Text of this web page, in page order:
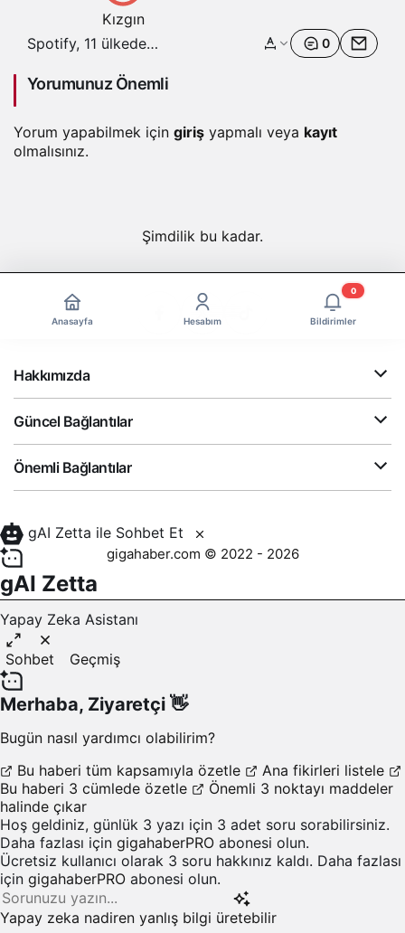
Kızgın
Spotify, 11 ülkede
erişim sunan bir beta
0
Yorumunuz Önemli
Yorum yapabilmek için giriş yapmalı veya kayıt
olmalısınız.
Şimdilik bu kadar.
Anasayfa Hesabım Bildirimler
0
Hakkımızda
Güncel Bağlantılar
Önemli Bağlantılar
gigahaber.com © 2022 - 2026
gAI Zetta ile Sohbet Et
gAI Zetta
Yapay Zeka Asistanı
Sohbet Geçmiş
Merhaba, Ziyaretçi 👋
Bugün nasıl yardımcı olabilirim?
Bu haberi tüm kapsamıyla özetle
Ana fikirleri listele
Bu haberi 3 cümlede özetle
Önemli 3 noktayı maddeler
halinde çıkar
Hoş geldiniz, günlük 3 yazı için 3 adet soru sorabilirsiniz.
Daha fazlası için gigahaberPRO abonesi olun.
Ücretsiz kullanıcı olarak 3 soru hakkınız kaldı. Daha fazlası
için gigahaberPRO abonesi olun.
Yapay zeka nadiren yanlış bilgi üretebilir